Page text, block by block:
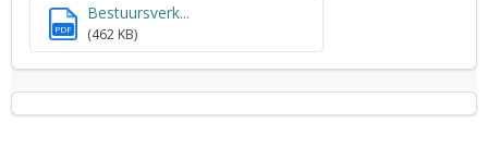
PDF
Bestuursverk...
(462 KB)